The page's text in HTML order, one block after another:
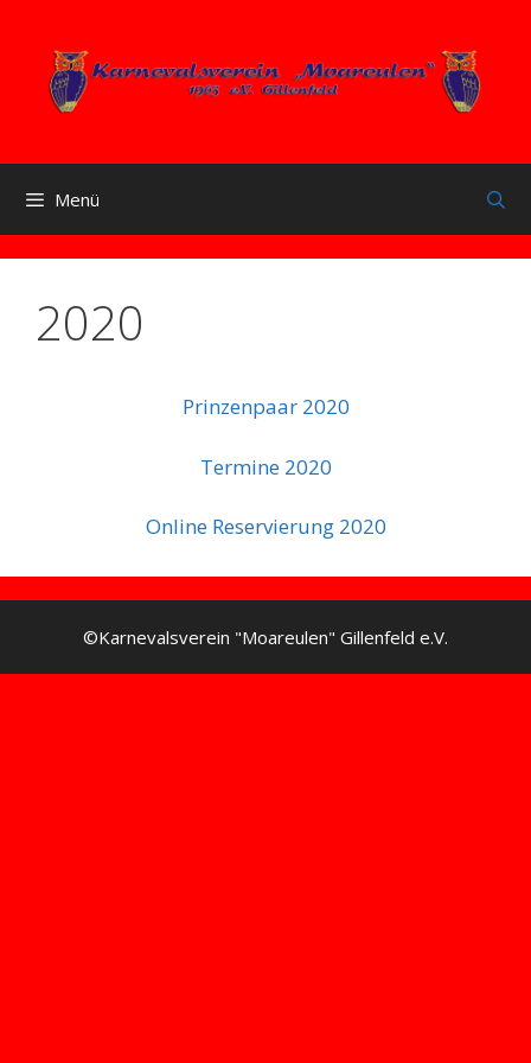
springen
Menü
2020
Prinzenpaar 2020
Termine 2020
Online Reservierung 2020
©Karnevalsverein "Moareulen" Gillenfeld e.V.